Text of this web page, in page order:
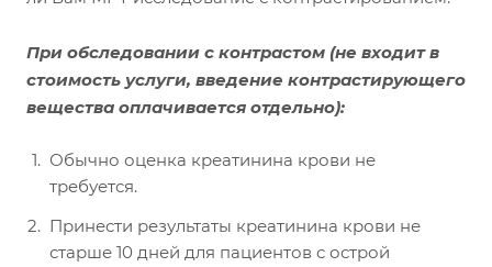
При обследовании с контрастом (не входит в
стоимость услуги, введение контрастирующего
вещества оплачивается отдельно):
Обычно оценка креатинина крови не
требуется.
Принести результаты креатинина крови не
старше 10 дней для пациентов с острой